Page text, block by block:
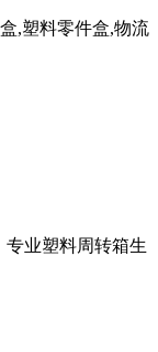
,塑料零件盒,物流
专业塑料周转箱生